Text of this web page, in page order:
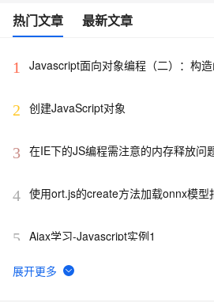
热门文章 最新文章
1
Javascript面向对象编程（二）：构
2 创建JavaScript对象
3 在IE下的JS编程需注意的内存释放问
4 使用ort.js的create方法加载onnx模型
5 Ajax学习-Javascript实例1
6
【01】完成新年倒计时页面-蛇年新年